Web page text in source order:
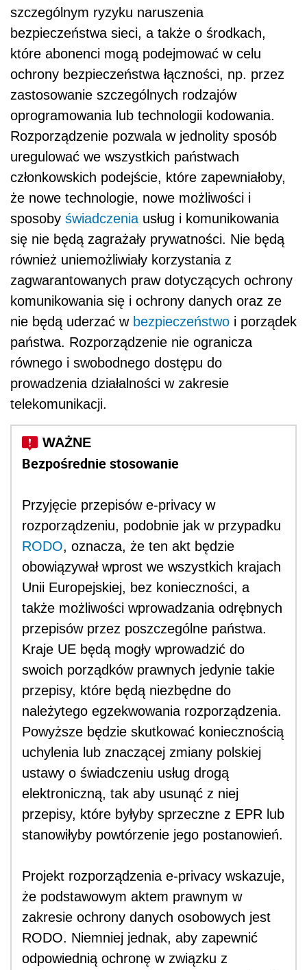
szczególnym ryzyku naruszenia
bezpieczeństwa sieci, a także o środkach,
które abonenci mogą podejmować w celu
ochrony bezpieczeństwa łączności, np. przez
zastosowanie szczególnych rodzajów
oprogramowania lub technologii kodowania.
Rozporządzenie pozwala w jednolity sposób
uregulować we wszystkich państwach
członkowskich podejście, które zapewniałoby,
że nowe technologie, nowe możliwości i
sposoby świadczenia usług i komunikowania
się nie będą zagrażały prywatności. Nie będą
również uniemożliwiały korzystania z
zagwarantowanych praw dotyczących ochrony
komunikowania się i ochrony danych oraz ze
nie będą uderzać w bezpieczeństwo i porządek
państwa. Rozporządzenie nie ogranicza
równego i swobodnego dostępu do
prowadzenia działalności w zakresie
telekomunikacji.
Bezpośrednie stosowanie
Przyjęcie przepisów e-privacy w
rozporządzeniu, podobnie jak w przypadku
RODO, oznacza, że ten akt będzie
obowiązywał wprost we wszystkich krajach
Unii Europejskiej, bez konieczności, a
także możliwości wprowadzania odrębnych
przepisów przez poszczególne państwa.
Kraje UE będą mogły wprowadzić do
swoich porządków prawnych jedynie takie
przepisy, które będą niezbędne do
należytego egzekwowania rozporządzenia.
Powyższe będzie skutkować koniecznością
uchylenia lub znaczącej zmiany polskiej
ustawy o świadczeniu usług drogą
elektroniczną, tak aby usunąć z niej
przepisy, które byłyby sprzeczne z EPR lub
stanowiłyby powtórzenie jego postanowień.
Projekt rozporządzenia e-privacy wskazuje,
że podstawowym aktem prawnym w
zakresie ochrony danych osobowych jest
RODO. Niemniej jednak, aby zapewnić
odpowiednią ochronę w związku z